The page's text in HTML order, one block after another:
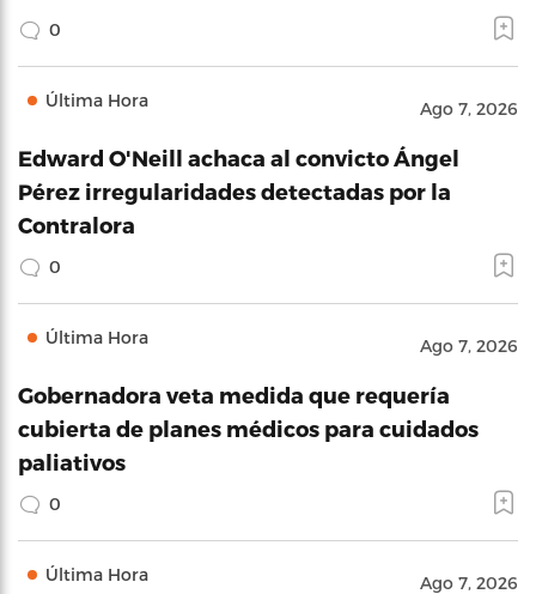
0
Última Hora Ago 7, 2026
Edward O'Neill achaca al convicto Ángel
Pérez irregularidades detectadas por la
Contralora
0
Última Hora Ago 7, 2026
Gobernadora veta medida que requería
cubierta de planes médicos para cuidados
paliativos
0
Última Hora Ago 7, 2026